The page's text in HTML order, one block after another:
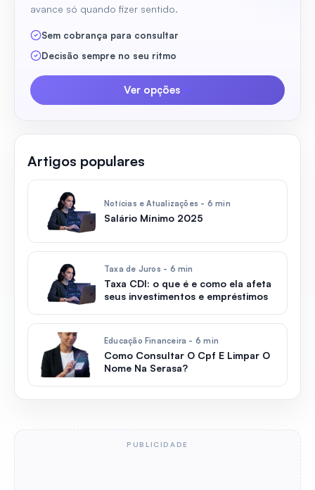
avance só quando fizer sentido.
Sem cobrança para consultar
Decisão sempre no seu ritmo
Ver opções
Artigos populares
Notícias e Atualizações - 6 min
Salário Mínimo 2025
Taxa de Juros - 6 min
Taxa CDI: o que é e como ela afeta
seus investimentos e empréstimos
Educação Financeira - 6 min
Como Consultar O Cpf E Limpar O
Nome Na Serasa?
PUBLICIDADE